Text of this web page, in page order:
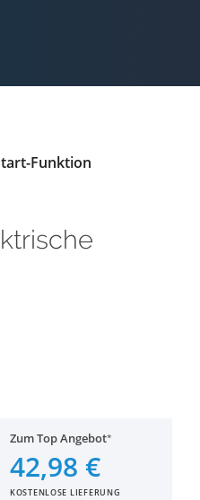
Funktion
Zum Top Angebot
42,98 €
KOSTENLOSE LIEFERUNG